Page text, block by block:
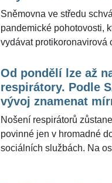
ministerstvo školství
zdravotnictví tvrdí, že v
opatření nutná, vývoj
školách, osobně vnímá a
vyžádat - a to v rámci
největší přenašeči
vrátí, nastínil
Sněmovna ve středu
pandemické pohotovosti,
vydávat protikoronavirová
konkrétně znamená, že od
nosit roušky ve
zařízeních. Usnesení
jednomyslně, tedy hlasy
poslanců. Redakce
nošení ochrany úst a nosu
Od pondělí lze až
respirátory. Podle
vývoj znamenat
BA.2. Promluvil
Nošení respirátorů
povinné jen v hromadné
sociálních službách. Na